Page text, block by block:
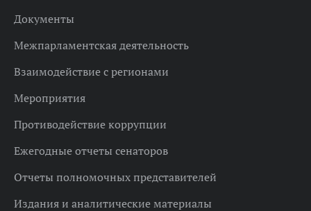
Документы
Межпарламентская деятельность
Взаимодействие с регионами
Мероприятия
Противодействие коррупции
Ежегодные отчеты сенаторов
Отчеты полномочных представителей
Издания и аналитические материалы